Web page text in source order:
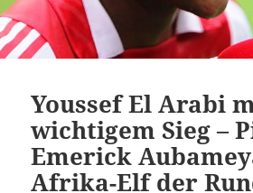
Youssef El Arabi
wichtigem Sieg –
Emerick
Afrika-Elf der